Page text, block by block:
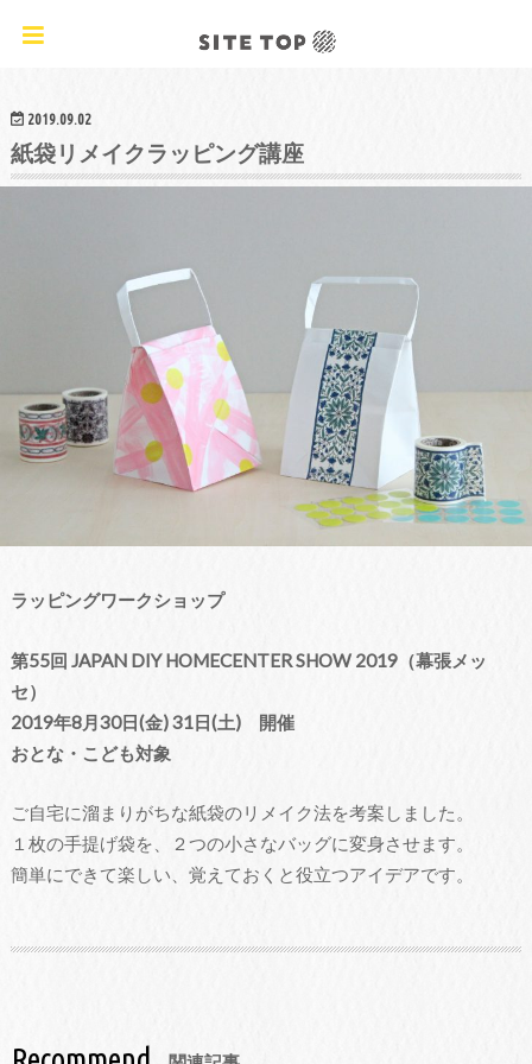
2019.09.02
紙袋リメイクラッピング講座
ラッピングワークショップ
第55回 JAPAN DIY HOMECENTER SHOW 2019（幕張メッ
セ）
2019年8月30日(金) 31日(土) 開催
おとな・こども対象
ご自宅に溜まりがちな紙袋のリメイク法を考案しました。
１枚の手提げ袋を、２つの小さなバッグに変身させます。
簡単にできて楽しい、覚えておくと役立つアイデアです。